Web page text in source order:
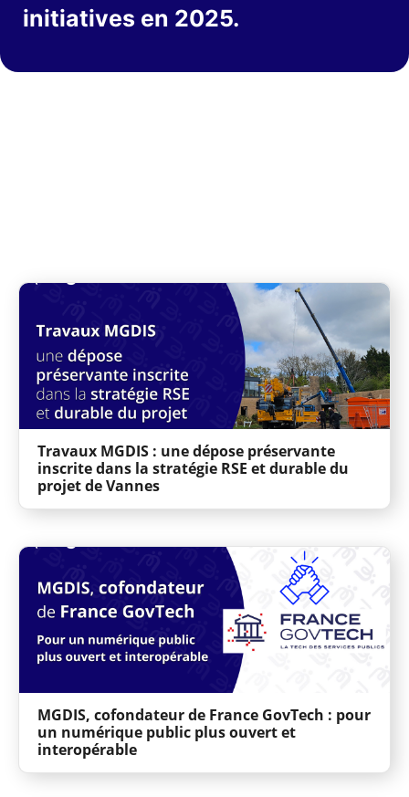
initiatives en 2025.
Travaux MGDIS : une dépose préservante
inscrite dans la stratégie RSE et durable du
projet de Vannes
MGDIS, cofondateur de France GovTech : pour
un numérique public plus ouvert et
interopérable